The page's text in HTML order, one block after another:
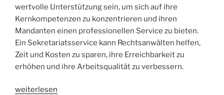
wertvolle Unterstützung sein, um sich auf ihre
Kernkompetenzen zu konzentrieren und ihren
Mandanten einen professionellen Service zu bieten.
Ein Sekretariatsservice kann Rechtsanwälten helfen,
Zeit und Kosten zu sparen, ihre Erreichbarkeit zu
erhöhen und ihre Arbeitsqualität zu verbessern.
„Telefonischer
weiterlesen